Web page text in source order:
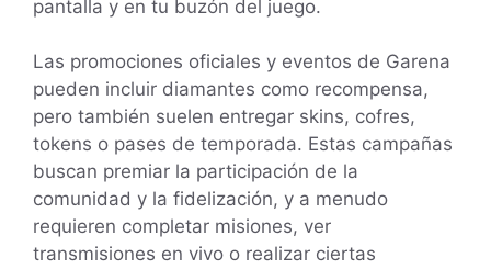
pantalla y en tu buzón del juego.
Las promociones oficiales y eventos de Garena
pueden incluir diamantes como recompensa,
pero también suelen entregar skins, cofres,
tokens o pases de temporada. Estas campañas
buscan premiar la participación de la
comunidad y la fidelización, y a menudo
requieren completar misiones, ver
transmisiones en vivo o realizar ciertas